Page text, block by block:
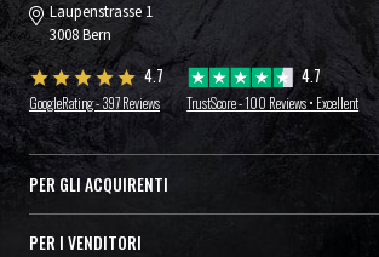
Laupenstrasse 1
3008 Bern
4.7
GoogleRating - 397 Reviews
4.7
TrustScore - 100 Reviews • Excellent
PER GLI ACQUIRENTI
PER I VENDITORI